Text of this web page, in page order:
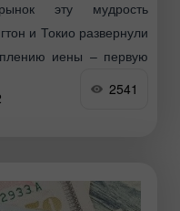
эту мудрость
и Токио развернули
иены – первую
2541